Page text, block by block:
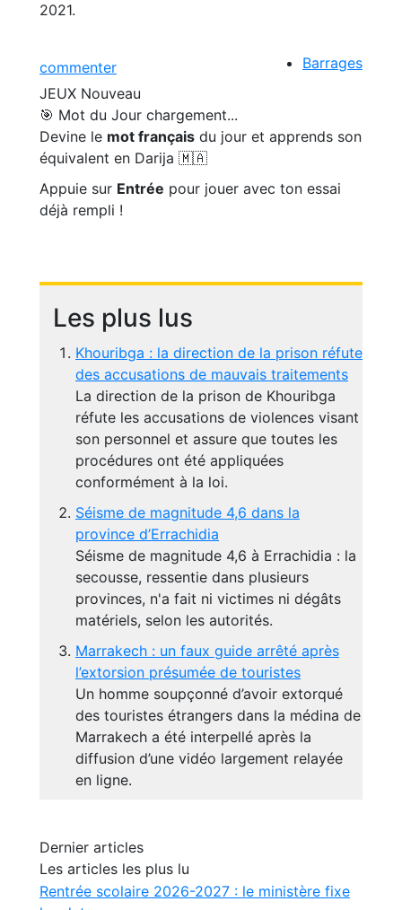
2021.
commenter
Barrages
JEUX Nouveau
🎯 Mot du Jour chargement...
Devine le mot français du jour et apprends son
équivalent en Darija 🇲🇦
Appuie sur Entrée pour jouer avec ton essai
déjà rempli !
Les plus lus
Khouribga : la direction de la prison réfute
des accusations de mauvais traitements
La direction de la prison de Khouribga
réfute les accusations de violences visant
son personnel et assure que toutes les
procédures ont été appliquées
conformément à la loi.
Séisme de magnitude 4,6 dans la
province d’Errachidia
Séisme de magnitude 4,6 à Errachidia : la
secousse, ressentie dans plusieurs
provinces, n'a fait ni victimes ni dégâts
matériels, selon les autorités.
Marrakech : un faux guide arrêté après
l’extorsion présumée de touristes
Un homme soupçonné d’avoir extorqué
des touristes étrangers dans la médina de
Marrakech a été interpellé après la
diffusion d’une vidéo largement relayée
en ligne.
Dernier articles
Les articles les plus lu
Rentrée scolaire 2026-2027 : le ministère fixe